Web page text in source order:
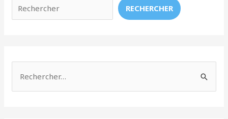
une
de
nouveau
chasser
RECHERCHER